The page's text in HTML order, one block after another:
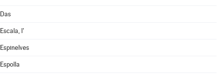
Das
Escala, l'
Espinelves
Espolla